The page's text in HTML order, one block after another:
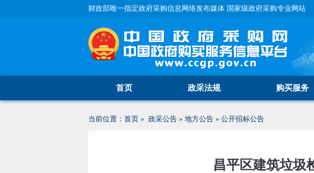
财政部唯一指定政府采购信息网络发布媒体 国家级政府采购专业网站
首页 政采法规 购买服务
当前位置： 首页 » 政采公告 » 地方公告 » 公开招标公告
昌平区建筑垃圾